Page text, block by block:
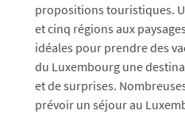
propositions touristiques.
et cinq régions aux
idéales pour prendre des
du Luxembourg une
et de surprises.
prévoir un séjour au